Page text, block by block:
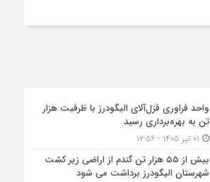
واحد فراوری قزل‌آلای الیگودرز با ظرفیت هزار
تن به بهره‌برداری رسید
بیش از ۵۵ هزار تن گندم از اراضی زیر کشت
شهرستان الیگودرز برداشت می شود